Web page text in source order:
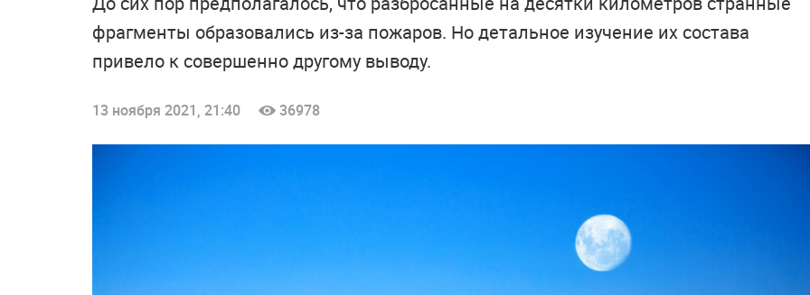
фрагменты образовались из-за пожаров. Но детальное изучение их состава
привело к совершенно другому выводу.
13 ноября 2021, 21:40 36978